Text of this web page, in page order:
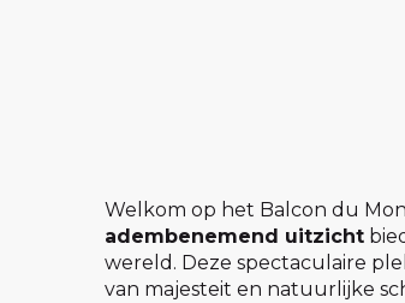
Welkom op het Balcon du
adembenemend uitzicht
wereld. Deze spectaculaire
van majesteit en natuurlijke